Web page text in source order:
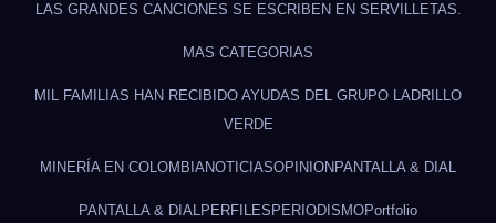
LAS GRANDES CANCIONES SE ESCRIBEN EN SERVILLETAS.
MAS CATEGORIAS
MIL FAMILIAS HAN RECIBIDO AYUDAS DEL GRUPO LADRILLO
VERDE
MINERÍA EN COLOMBIA NOTICIASOPINION PANTALLA & DIAL
PANTALLA & DIAL PERFILESPERIODISMOPortfolio